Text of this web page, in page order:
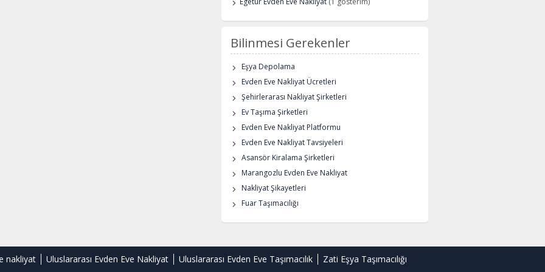
Bilinmesi Gerekenler
Eşya Depolama
Evden Eve Nakliyat Ücretleri
Şehirlerarası Nakliyat Şirketleri
Ev Taşıma Şirketleri
Evden Eve Nakliyat Platformu
Evden Eve Nakliyat Tavsiyeleri
Asansör Kiralama Şirketleri
Marangozlu Evden Eve Nakliyat
Nakliyat Şikayetleri
Fuar Taşımacılığı
nakliyat Uluslararası Evden Eve Nakliyat Uluslararası Evden Eve Taşımacılık Zati Eşya Taşımacılığı